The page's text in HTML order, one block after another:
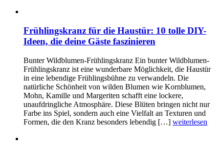
Frühlingskranz für die Haustür: 10 tolle DIY-
Ideen, die deine Gäste faszinieren
Bunter Wildblumen-Frühlingskranz Ein bunter Wildblumen-
Frühlingskranz ist eine wunderbare Möglichkeit, die Haustür
in eine lebendige Frühlingsbühne zu verwandeln. Die
natürliche Schönheit von wilden Blumen wie Kornblumen,
Mohn, Kamille und Margeriten schafft eine lockere,
unaufdringliche Atmosphäre. Diese Blüten bringen nicht nur
Farbe ins Spiel, sondern auch eine Vielfalt an Texturen und
Formen, die den Kranz besonders lebendig […] weiterlesen